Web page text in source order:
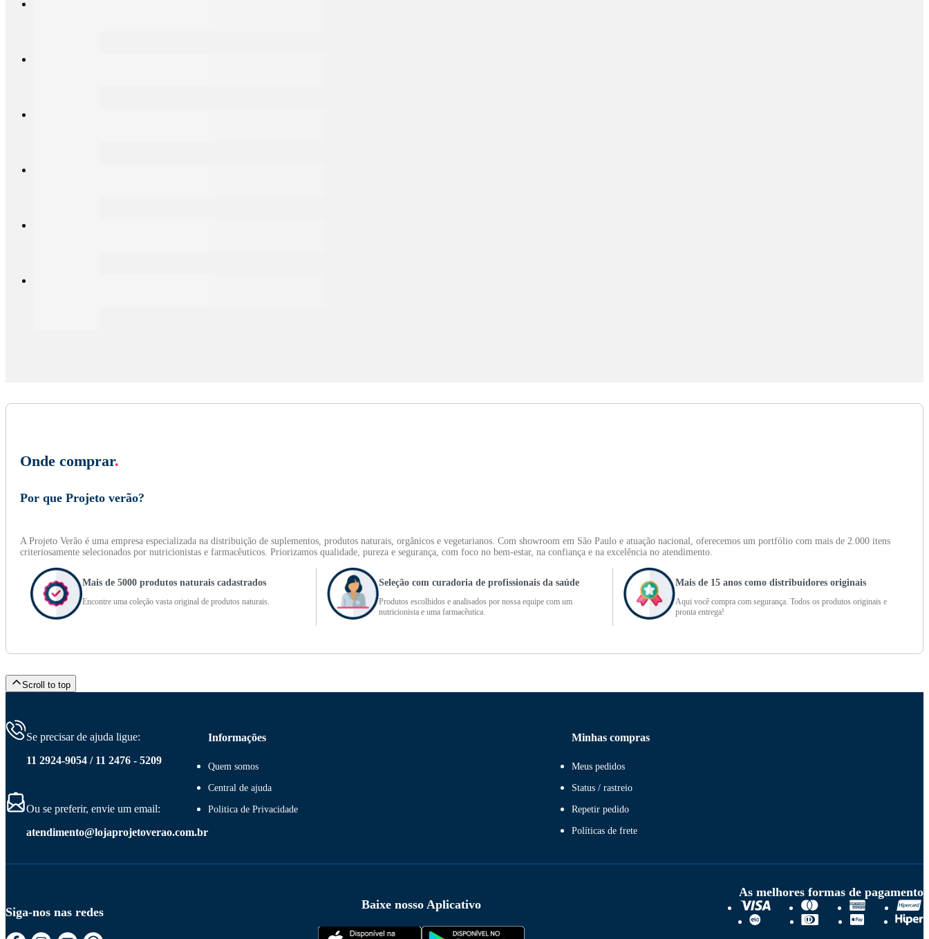
Onde comprar.
Por que Projeto verão?
A Projeto Verão é uma empresa especializada na distribuição de suplementos, produtos naturais, orgânicos e vegetarianos. Com showroom em São Paulo e atuação nacional, oferecemos um portfólio com mais de 2.000 itens
criteriosamente selecionados por nutricionistas e farmacêuticos. Priorizamos qualidade, pureza e segurança, com foco no bem-estar, na confiança e na excelência no atendimento.
Mais de 5000 produtos naturais cadastrados
Encontre uma coleção vasta original de produtos naturais.
Seleção com curadoria de profissionais da saúde
Produtos escolhidos e analisados por nossa equipe com um
nutricionista e uma farmacêutica.
Mais de 15 anos como distribuidores originais
Aqui você compra com segurança. Todos os produtos originais e
pronta entrega!
Scroll to top
Se precisar de ajuda ligue:
11 2924-9054 / 11 2476 - 5209
Ou se preferir, envie um email:
atendimento@lojaprojetoverao.com.br
Informações
Quem somos
Central de ajuda
Politica de Privacidade
Minhas compras
Meus pedidos
Status / rastreio
Repetir pedido
Políticas de frete
Siga-nos nas redes
Baixe nosso Aplicativo
As melhores formas de pagamento